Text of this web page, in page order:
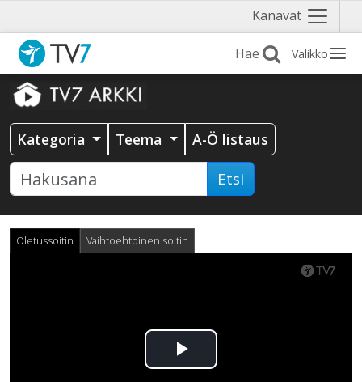
Kanavat Näytä
valikko
Valikko
Kategoria Teema A-Ö listaus
Etsi
Oletussoitin Vaihtoehtoinen soitin
Toista